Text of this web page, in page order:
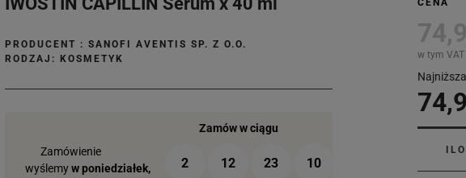
PRODUCENT : SANOFI AVENTIS SP. Z O.O.
RODZAJ: KOSMETYK
Zamówienie
wyślemyw poniedziałek,
Zamów w ciągu
2 12 23 09
CENA
w tym VAT